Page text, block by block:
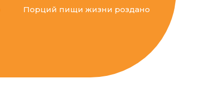
Порций пищи жизни роздано